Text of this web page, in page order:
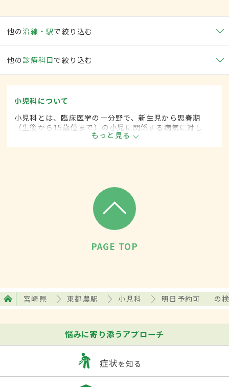
他の沿線・駅で絞り込む
他の 診療科目で絞り込む
小児科について
小児科とは、臨床医学の一分野で、新生児から思春期
（生後から15歳位まで）の小児に関係する病気に対し
て、内科的な治療をします。
もっと見る
PAGE TOP
宮崎県 東都農駅 小児科 明日予約可 の
悩みに寄り添うアプローチ
症状を知る